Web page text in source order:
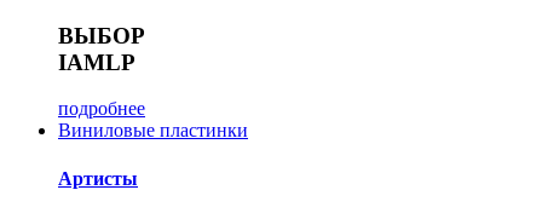
ВЫБОР
IAMLP
подробнее
Виниловые пластинки
Артисты